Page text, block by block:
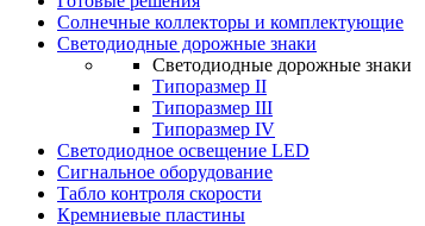
Солнечные коллекторы и комплектующие
Светодиодные дорожные знаки
Светодиодные дорожные знаки
Типоразмер II
Типоразмер III
Типоразмер IV
Светодиодное освещение LED
Сигнальное оборудование
Табло контроля скорости
Кремниевые пластины